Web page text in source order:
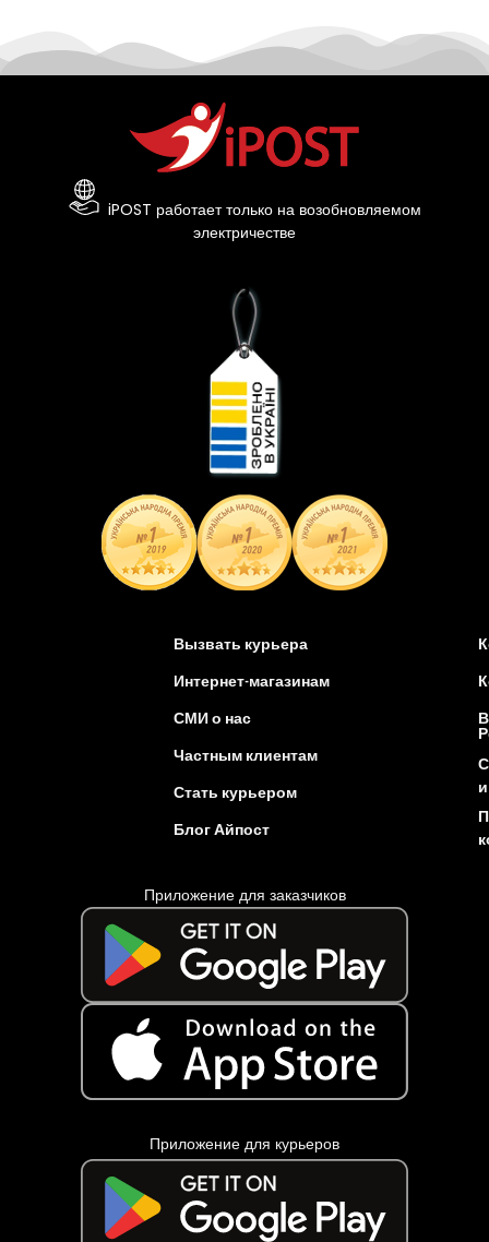
iPOST работает только на возобновляемом
электричестве
Вызвать курьера
Интернет-магазинам
СМИ о нас
Частным клиентам
Стать курьером
Блог Айпост
Приложение для заказчиков
Приложение для курьеров